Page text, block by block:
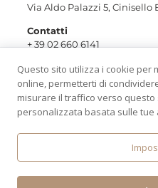
Via Aldo Palazzi 5, Cinisello
Contatti
+ 39 02 660 6141
PI 00759230964
Informativa Privacy
Questo sito utilizza i cookie per
online, permetterti di
misurare il traffico verso
personalizzata basata sulle tue